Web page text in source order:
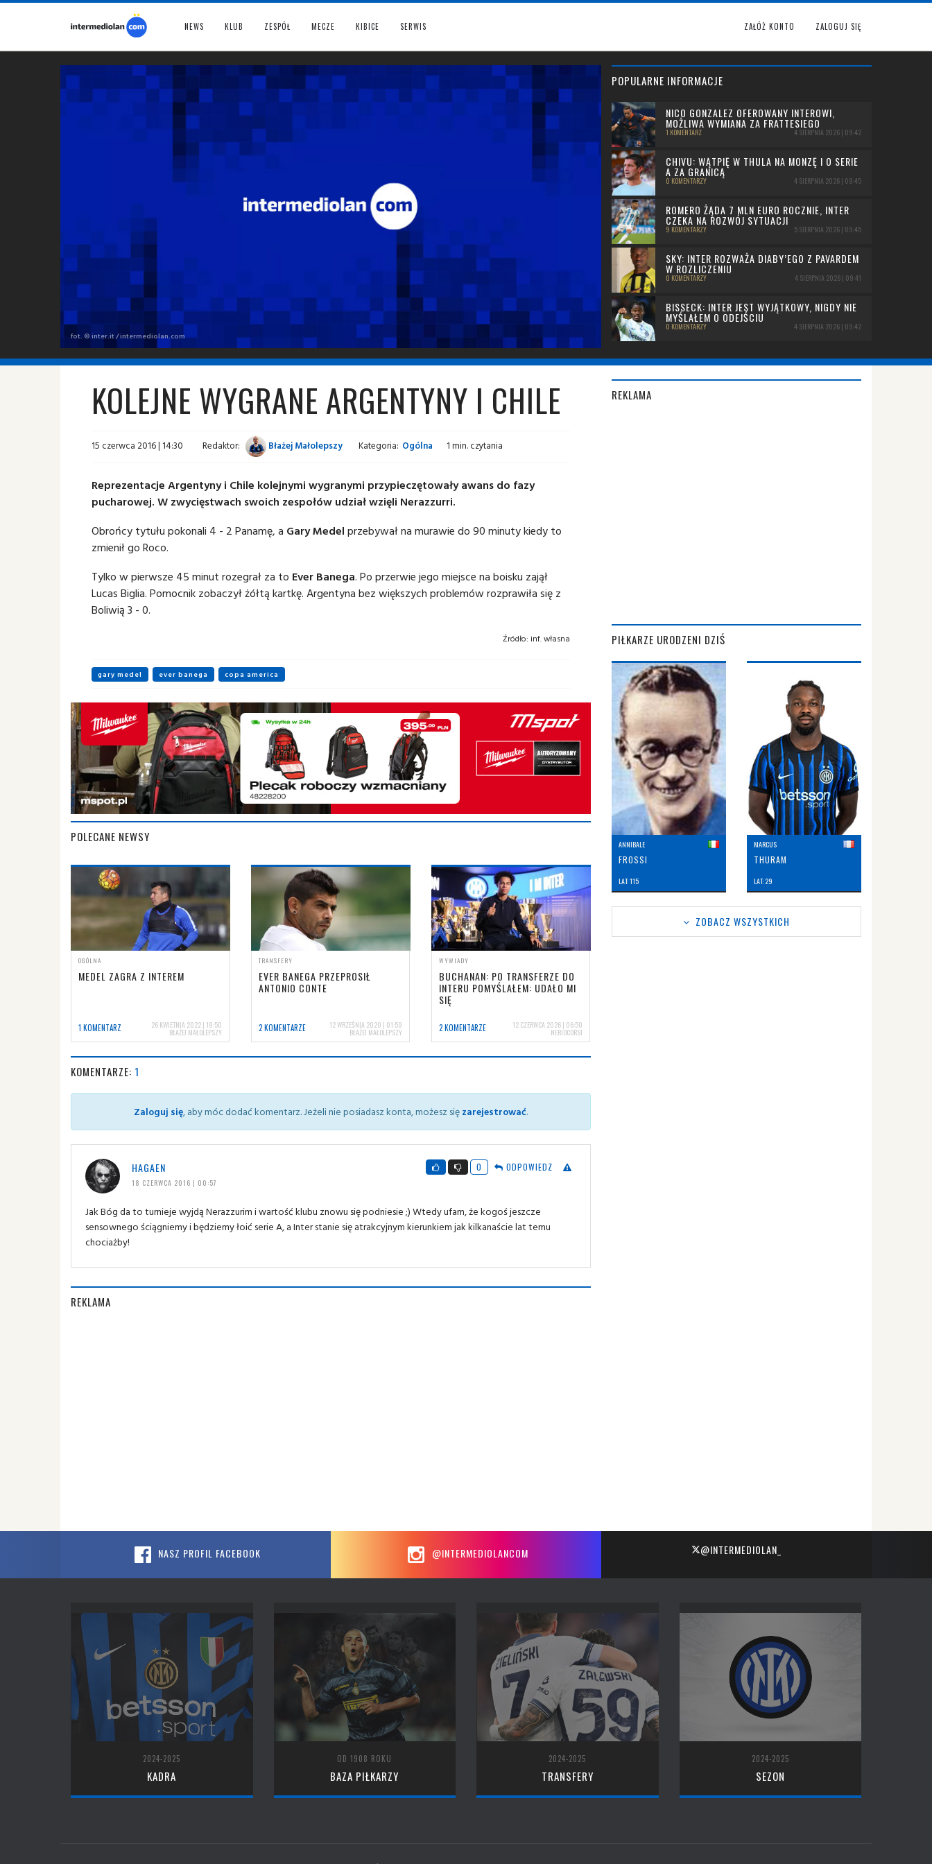
NEWS KLUB ZESPÓŁ MECZE KIBICE SERWIS ZAŁÓŻ KONTO ZALOGUJ SIĘ
fot. © inter.it / intermediolan.com
POPULARNE INFORMACJE
NICO GONZALEZ OFEROWANY INTEROWI,
MOŻLIWA WYMIANA ZA FRATTESIEGO
1 KOMENTARZ 4 SIERPNIA 2026 | 09:42
CHIVU: WĄTPIĘ W THULA NA MONZĘ I O SERIE
A ZA GRANICĄ
0 KOMENTARZY 4 SIERPNIA 2026 | 09:45
ROMERO ŻĄDA 7 MLN EURO ROCZNIE, INTER
CZEKA NA ROZWÓJ SYTUACJI
9 KOMENTARZY 5 SIERPNIA 2026 | 09:45
SKY: INTER ROZWAŻA DIABY’EGO Z PAVARDEM
W ROZLICZENIU
0 KOMENTARZY 4 SIERPNIA 2026 | 09:41
BISSECK: INTER JEST WYJĄTKOWY, NIGDY NIE
MYŚLAŁEM O ODEJŚCIU
0 KOMENTARZY 4 SIERPNIA 2026 | 09:42
KOLEJNE WYGRANE ARGENTYNY I CHILE
15 czerwca 2016 | 14:30 Redaktor: Błażej Małolepszy Kategoria: Ogólna 1 min. czytania
Reprezentacje Argentyny i Chile kolejnymi wygranymi przypieczętowały awans do fazy
pucharowej. W zwycięstwach swoich zespołów udział wzięli Nerazzurri.
Obrońcy tytułu pokonali 4 - 2 Panamę, a Gary Medel przebywał na murawie do 90 minuty kiedy to
zmienił go Roco.
Tylko w pierwsze 45 minut rozegrał za to Ever Banega. Po przerwie jego miejsce na boisku zajął
Lucas Biglia. Pomocnik zobaczył żółtą kartkę. Argentyna bez większych problemów rozprawiła się z
Boliwią 3 - 0.
Źródło: inf. własna
gary medel ever banega copa america
POLECANE NEWSY
OGÓLNA
MEDEL ZAGRA Z INTEREM
1 KOMENTARZ 26 KWIETNIA 2022 | 19:50
BŁAŻEJ MAŁOLEPSZY
TRANSFERY
EVER BANEGA PRZEPROSIŁ
ANTONIO CONTE
2 KOMENTARZE 12 WRZEŚNIA 2020 | 01:59
BŁAŻEJ MAŁOLEPSZY
WYWIADY
BUCHANAN: PO TRANSFERZE DO
INTERU POMYŚLAŁEM: UDAŁO MI
SIĘ
2 KOMENTARZE 12 CZERWCA 2026 | 06:50
NERIOCORSI
KOMENTARZE: 1
Zaloguj się, aby móc dodać komentarz. Jeżeli nie posiadasz konta, możesz sięzarejestrować.
HAGAEN
18 CZERWCA 2016 | 00:57
0 ODPOWIEDZ
Jak Bóg da to turnieje wyjdą Nerazzurim i wartość klubu znowu się podniesie ;) Wtedy ufam, że kogoś jeszcze
sensownego ściągniemy i będziemy łoić serie A, a Inter stanie się atrakcyjnym kierunkiem jak kilkanaście lat temu
chociażby!
REKLAMA
REKLAMA
PIŁKARZE URODZENI DZIŚ
ANNIBALE
FROSSI
LAT: 115
MARCUS
THURAM
LAT: 29
ZOBACZ WSZYSTKICH
NASZ PROFIL FACEBOOK @INTERMEDIOLANCOM @INTERMEDIOLAN_
2024-2025
KADRA
OD 1908 ROKU
BAZA PIŁKARZY
2024-2025
TRANSFERY
2024-2025
SEZON